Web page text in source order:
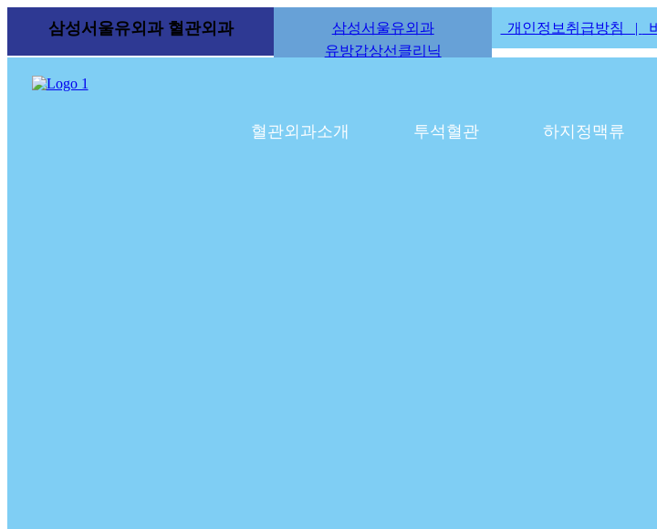
삼성서울유외과혈관외과
삼성서울유외과
유방갑상선 클리닉
개인정보취급방침 |
2021년 1월 11일 삼성서울유외과 혈관외과 오픈 2025년 4월 2일 혈관외과 홈
혈관외과소개 투석혈관 하지정맥류